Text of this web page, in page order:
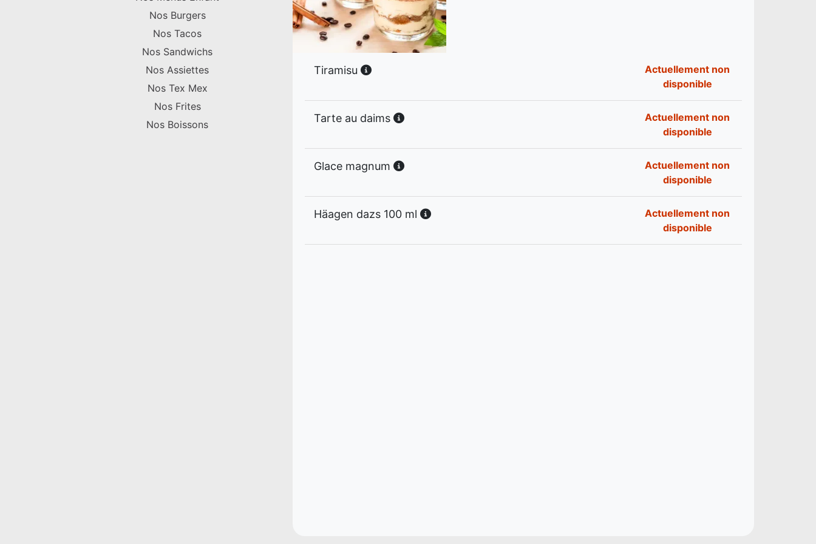
Nos Burgers
Nos Tacos
Nos Sandwichs
Nos Assiettes
Nos Tex Mex
Nos Frites
Nos Boissons
Tiramisu
Actuellement non
disponible
Tarte au daims
Actuellement non
disponible
Glace magnum
Actuellement non
disponible
Häagen dazs 100 ml
Actuellement non
disponible